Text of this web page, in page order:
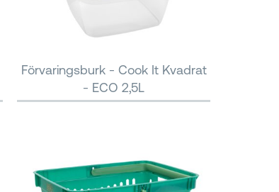
Förvaringsburk - Cook It Kvadrat
- ECO 2,5L